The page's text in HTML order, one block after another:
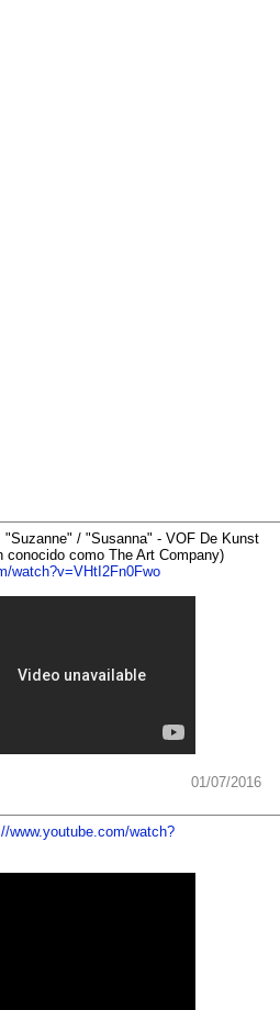
/ "Susanna" - VOF De Kunst
conocido como The Art Company)
watch?v=VHtI2Fn0Fwo
01/07/2016
www.youtube.com/watch?